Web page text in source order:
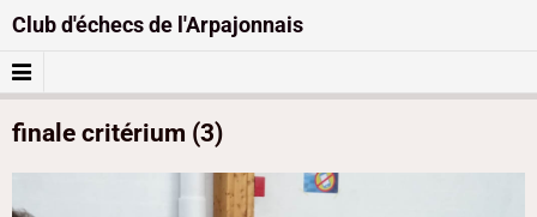
Club d'échecs de l'Arpajonnais
finale critérium (3)